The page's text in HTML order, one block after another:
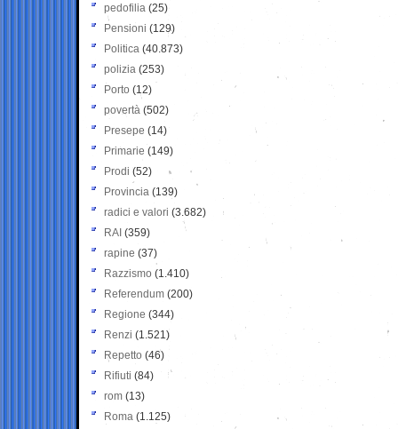
pedofilia (25)
Pensioni (129)
Politica (40.873)
polizia (253)
Porto (12)
povertà (502)
Presepe (14)
Primarie (149)
Prodi (52)
Provincia (139)
radici e valori (3.682)
RAI (359)
rapine (37)
Razzismo (1.410)
Referendum (200)
Regione (344)
Renzi (1.521)
Repetto (46)
Rifiuti (84)
rom (13)
Roma (1.125)